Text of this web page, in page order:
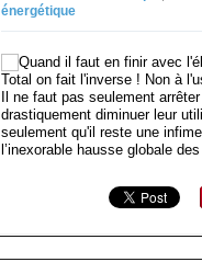
énergétique
Il ne faut pas seulement
drastiquement diminuer leur
seulement qu'il reste une
l’inexorable hausse globale